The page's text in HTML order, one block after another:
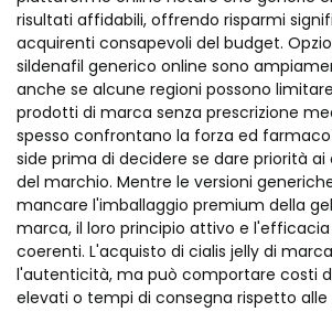
risultati affidabili, offrendo risparmi
acquirenti consapevoli del budget.
sildenafil generico online sono
anche se alcune regioni possono
prodotti di marca senza prescrizione
spesso confrontano la forza ed
side prima di decidere se dare priorità
del marchio. Mentre le versioni
mancare l'imballaggio premium della
marca, il loro principio attivo e
coerenti. L'acquisto di cialis jelly di
l'autenticità, ma può comportare costi
elevati o tempi di consegna rispetto